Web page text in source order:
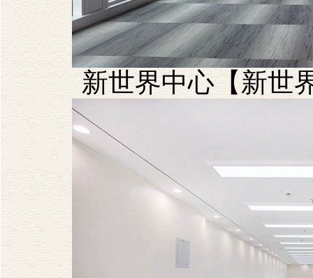
新世界中心【新世